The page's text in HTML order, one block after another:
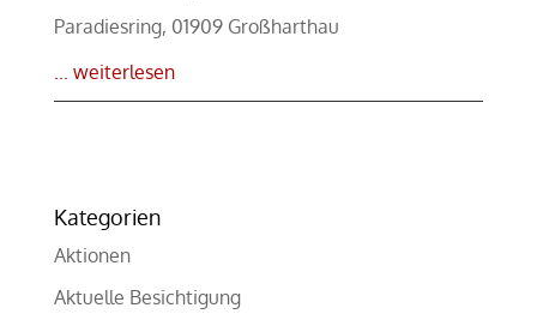
Paradiesring, 01909 Großharthau
... weiterlesen
Kategorien
Aktionen
Aktuelle Besichtigung